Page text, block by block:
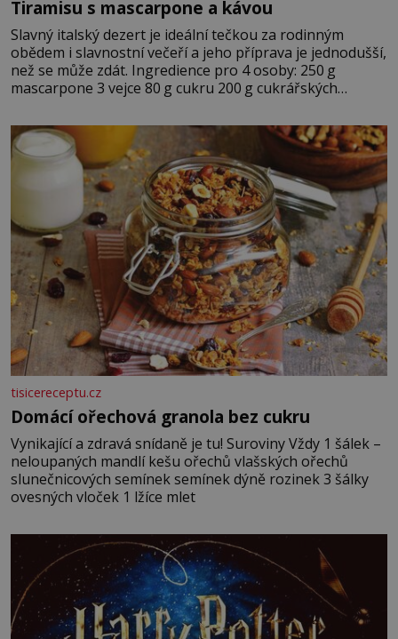
Tiramisu s mascarpone a kávou
Slavný italský dezert je ideální tečkou za rodinným
obědem i slavnostní večeří a jeho příprava je jednodušší,
než se může zdát. Ingredience pro 4 osoby: 250 g
mascarpone 3 vejce 80 g cukru 200 g cukrářských
posypání Postup: Oddělte žloutky od bílků. Žloutky
vyšlehejte s cukrem do světlé pěny a postupně do nich
vmíchejte mascarpone, aby vznikl hladký
tisicereceptu.cz
Domácí ořechová granola bez cukru
Vynikající a zdravá snídaně je tu! Suroviny Vždy 1 šálek –
neloupaných mandlí kešu ořechů vlašských ořechů
slunečnicových semínek semínek dýně rozinek 3 šálky
ovesných vloček 1 lžíce mlet